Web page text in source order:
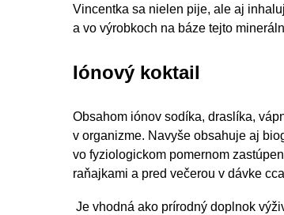
Vincentka sa nielen pije, ale aj
a vo výrobkoch na báze tejto
Iónový koktail
Obsahom iónov sodíka, draslíka,
v organizme. Navyše obsahuje aj
vo fyziologickom pomernom
raňajkami a pred večerou v dávke
Je vhodná ako prírodný doplnok